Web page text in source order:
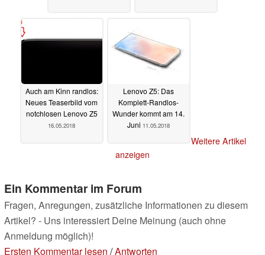
Auch am Kinn randlos:
Neues Teaserbild vom
notchlosen Lenovo Z5
16.05.2018
Lenovo Z5: Das
Komplett-Randlos-
Wunder kommt am 14.
Juni 11.05.2018
Weitere Artikel
anzeigen
Ein Kommentar im Forum
Fragen, Anregungen, zusätzliche Informationen zu diesem
Artikel? - Uns interessiert Deine Meinung (auch ohne
Anmeldung möglich)!
Ersten Kommentar lesen /Antworten